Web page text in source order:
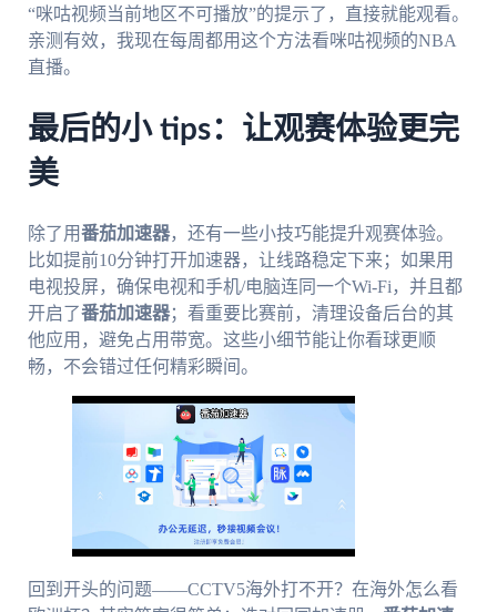
“咪咕视频当前地区不可播放”的提示了，直接就能观看。
亲测有效，我现在每周都用这个方法看咪咕视频的NBA
直播。
最后的小 tips：让观赛体验更完
美
除了用番茄加速器，还有一些小技巧能提升观赛体验。
比如提前10分钟打开加速器，让线路稳定下来；如果用
电视投屏，确保电视和手机/电脑连同一个Wi-Fi，并且都
开启了番茄加速器；看重要比赛前，清理设备后台的其
他应用，避免占用带宽。这些小细节能让你看球更顺
畅，不会错过任何精彩瞬间。
回到开头的问题——CCTV5海外打不开？在海外怎么看